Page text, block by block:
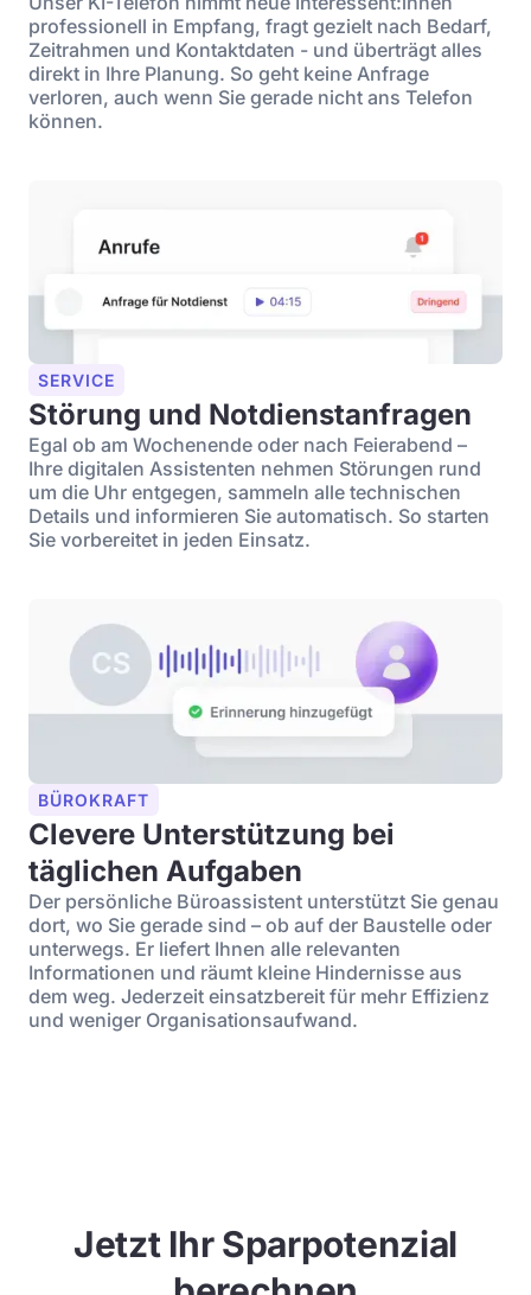
professionell in Empfang, fragt gezielt nach Bedarf,
Zeitrahmen und Kontaktdaten - und überträgt alles
direkt in Ihre Planung. So geht keine Anfrage
verloren, auch wenn Sie gerade nicht ans Telefon
können.
SERVICE
Störung und Notdienstanfragen
Egal ob am Wochenende oder nach Feierabend –
Ihre digitalen Assistenten nehmen Störungen rund
um die Uhr entgegen, sammeln alle technischen
Details und informieren Sie automatisch. So starten
Sie vorbereitet in jeden Einsatz.
BÜROKRAFT
Clevere Unterstützung bei
täglichen Aufgaben
Der persönliche Büroassistent unterstützt Sie genau
dort, wo Sie gerade sind – ob auf der Baustelle oder
unterwegs. Er liefert Ihnen alle relevanten
Informationen und räumt kleine Hindernisse aus
dem weg. Jederzeit einsatzbereit für mehr Effizienz
und weniger Organisationsaufwand.
Jetzt Ihr Sparpotenzial